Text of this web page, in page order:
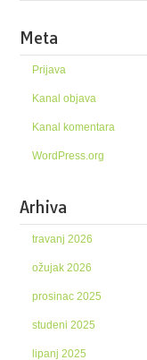
Meta
Prijava
Kanal objava
Kanal komentara
WordPress.org
Arhiva
travanj 2026
ožujak 2026
prosinac 2025
studeni 2025
lipanj 2025